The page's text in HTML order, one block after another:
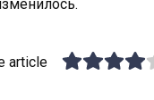
article